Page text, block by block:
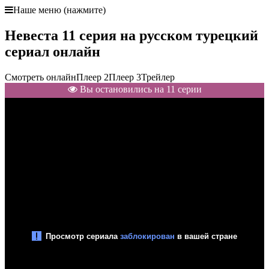
Наше меню (нажмите)
Невеста 11 серия на русском турецкий
сериал онлайн
Смотреть онлайнПлеер 2Плеер 3Трейлер
Вы остановились на 11 серии